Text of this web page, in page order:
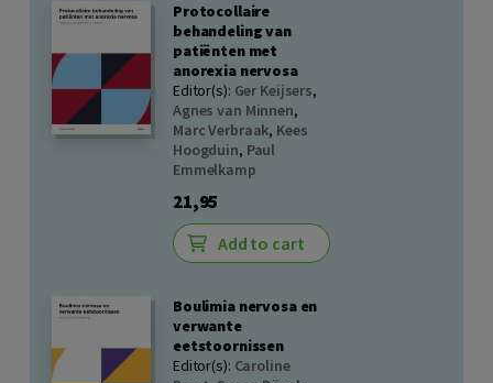
Protocollaire
behandeling van
patiënten met
anorexia nervosa
Editor(s): Ger Keijsers,
Agnes van Minnen,
Marc Verbraak, Kees
Hoogduin, Paul
Emmelkamp
21,95
Add to cart
Boulimia nervosa en
verwante
eetstoornissen
Editor(s): Caroline